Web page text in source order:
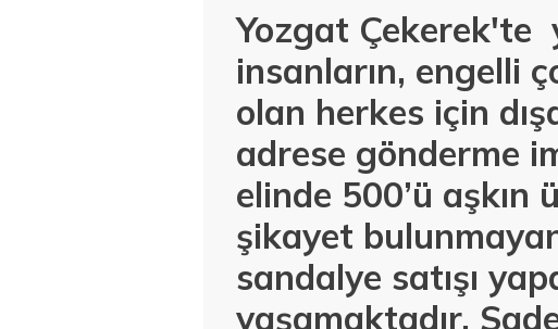
Yozgat Çekerek'te
insanların, engelli
olan herkes için
adrese gönderme
elinde 500’ü aşkın
şikayet
sandalye satışı
yaşamaktadır.